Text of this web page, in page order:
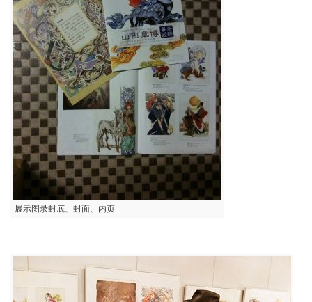
展示图录封底、封面、内页